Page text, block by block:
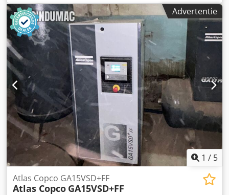
schroefcompressor met geïntegreerde koelmiddeldroger
Atlas Copco, model GA 15 FF, bouwjaar 2007, serienummer
API454025, gebruikt ~27.000 uur, met Atlas Copco
Elektronikon II besturingseenheid Het apparaat is sinds
2022 uit productie genomen. Laatste onderhoud
uitgevoerd zomer 2019 / 23.460 uur. Op verzoek kan er een
persluchttank worden meegeleverd. Pmax 7,3 bar – 105 psi
Qv 43 l/s – 2,58 m³/min P motor 15 kW – 20 pk Dwjdpfjzd
Avaox Ailja Verpakken en laden op trailer is bij de prijs
inbegrepen, Incoterms FOT.
Advertentie
1 / 5
Atlas Copco GA15VSD+FF
Atlas Copco GA15VSD+FF